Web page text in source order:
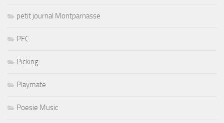
petit journal Montparnasse
PFC
Picking
Playmate
Poesie Music